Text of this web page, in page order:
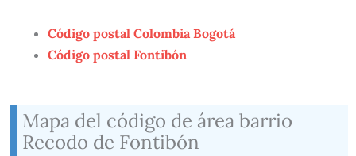
Código postal Colombia Bogotá
Código postal Fontibón
Mapa del código de área barrio
Recodo de Fontibón